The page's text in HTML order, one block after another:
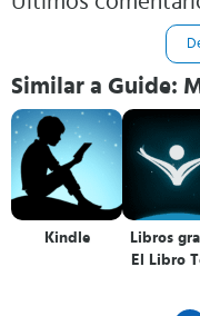
Similar a Guide:
Kindle
Libros
El Libro